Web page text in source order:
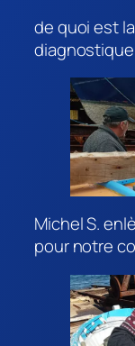
de quoi est
Michel S.
pour notre